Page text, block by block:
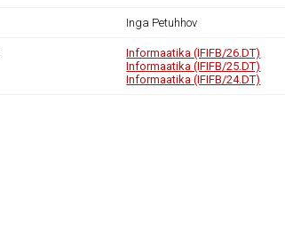
Inga Petuhhov
Informaatika (IFIFB/26.DT)
Informaatika (IFIFB/25.DT)
Informaatika (IFIFB/24.DT)